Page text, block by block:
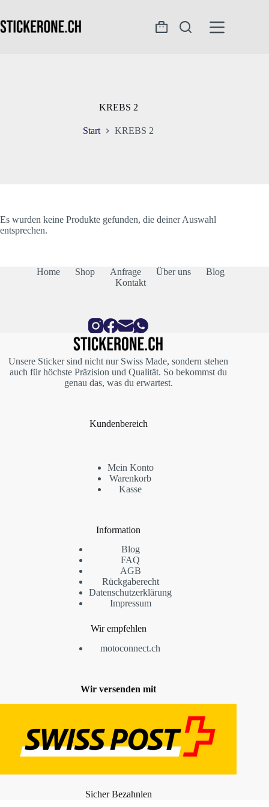
springen
Warenkorb
KREBS 2
Start KREBS 2
Es wurden keine Produkte gefunden, die deiner Auswahl
entsprechen.
Home Shop Anfrage Über uns
Blog
Kontakt
Unsere Sticker sind nicht nur Swiss Made, sondern stehen
auch für höchste Präzision und Qualität. So bekommst du
genau das, was du erwartest.
Kundenbereich
Mein Konto
Warenkorb
Kasse
Information
Blog
FAQ
AGB
Rückgaberecht
Datenschutzerklärung
Impressum
Wir empfehlen
motoconnect.ch
Wir versenden mit
Sicher Bezahnlen